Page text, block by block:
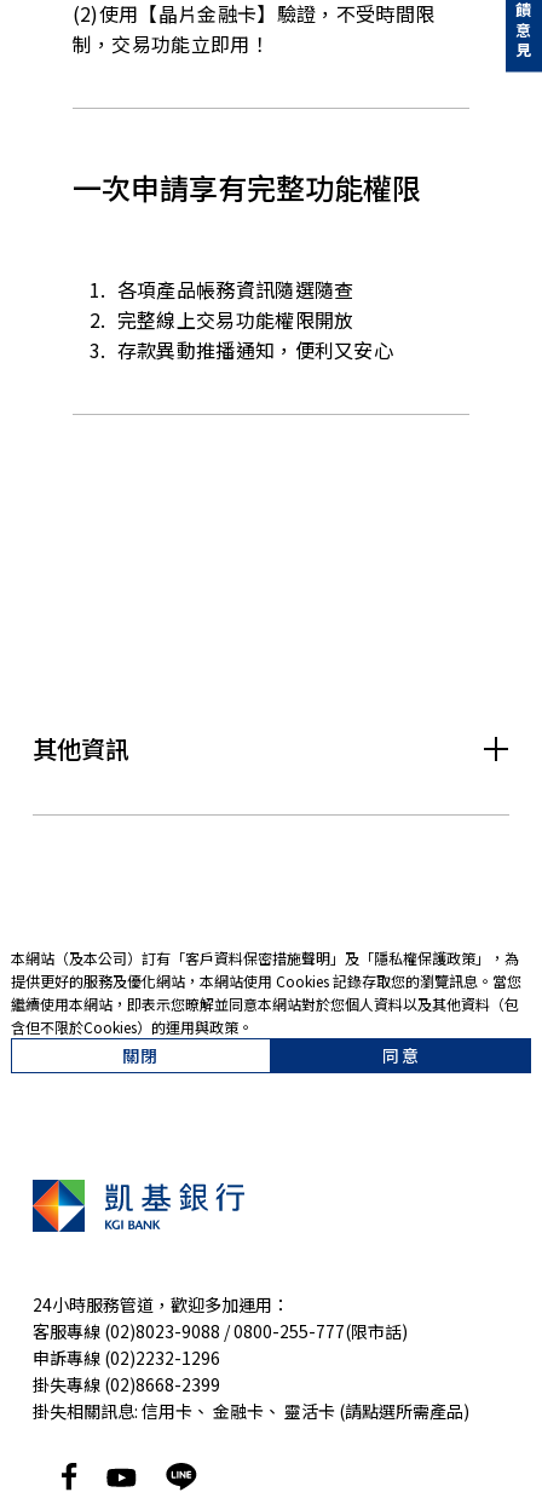
(2)使用【晶片金融卡】驗證，不受時間限
制，交易功能立即用！
一次申請享有完整功能權限
各項產品帳務資訊隨選隨查
完整線上交易功能權限開放
存款異動推播通知，便利又安心
其他資訊
本網站（及本公司）訂有「客戶資料保密措施聲明」及「隱私權保護政策」，為
提供更好的服務及優化網站，本網站使用 Cookies 記錄存取您的瀏覽訊息。當您
繼續使用本網站，即表示您暸解並同意本網站對於您個人資料以及其他資料（包
含但不限於Cookies）的運用與政策。
關閉 同意
24小時服務管道，歡迎多加運用：
客服專線 (02)8023-9088 / 0800-255-777(限市話)
申訴專線 (02)2232-1296
掛失專線 (02)8668-2399
掛失相關訊息: 信用卡、 金融卡、 靈活卡(請點選所需產品)
回饋意見